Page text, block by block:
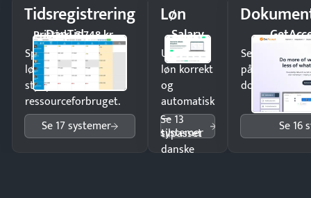
Tidsregistrering
DanTid
Pristjek: 5.748 kr
Spar tid på
lønberegning og få
styr på
ressourceforbruget.
Se 17 systemer
Løn
Salary
Udbetal
løn korrekt
og
automatisk
—
tilpasset
danske
Se 13
systemer
Send
på minutter
dokumenter.
Se 16